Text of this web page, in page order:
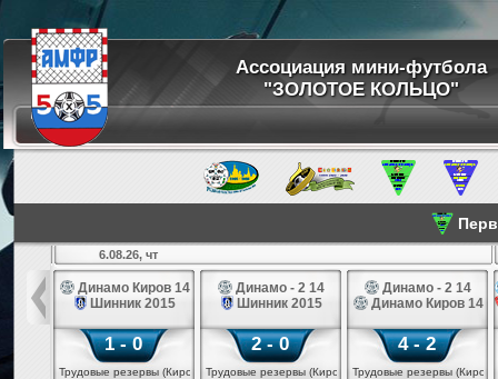
Ассоциация мини-футбола
"ЗОЛОТОЕ КОЛЬЦО"
14
6.08.26, чт
Динамо Киров 14
Шинник 2015
1 - 0
Трудовые резервы (Киров)
Динамо - 2 14
Шинник 2015
2 - 0
Трудовые резервы (Киров)
Динамо - 2 14
Динамо Киров 14
4 - 2
Трудовые резервы (Киров)